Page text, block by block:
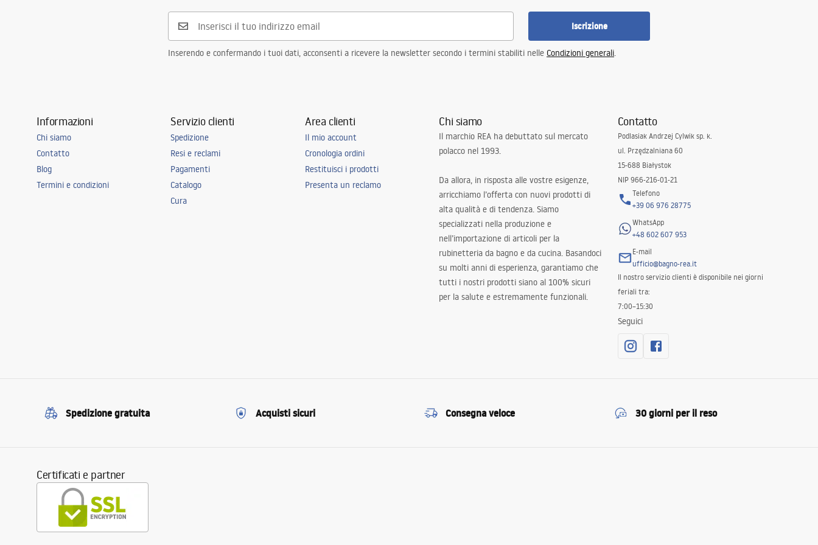
SÌ
SÌ
Iscrizione
Inserendo e confermando i tuoi dati, acconsenti a ricevere la newsletter secondo i termini stabiliti nelle Condizioni generali.
Informazioni
Chi siamo
Contatto
Blog
Termini e condizioni
Servizio clienti
Spedizione
Resi e reclami
Pagamenti
Catalogo
Cura
Area clienti
Il mio account
Cronologia ordini
Restituisci i prodotti
Presenta un reclamo
Chi siamo
Il marchio REA ha debuttato sul mercato
polacco nel 1993.
Da allora, in risposta alle vostre esigenze,
arricchiamo l’offerta con nuovi prodotti di
alta qualità e di tendenza. Siamo
specializzati nella produzione e
nell’importazione di articoli per la
rubinetteria da bagno e da cucina. Basandoci
su molti anni di esperienza, garantiamo che
tutti i nostri prodotti siano al 100% sicuri
per la salute e estremamente funzionali.
Contatto
Podlasiak Andrzej Cylwik sp. k.
ul. Przędzalniana 60
15-688 Białystok
NIP 966-216-01-21
Telefono
+39 06 976 28775
WhatsApp
+48 602 607 953
E-mail
ufficio@bagno-rea.it
Il nostro servizio clienti è disponibile nei giorni
feriali tra:
7:00–15:30
Seguici
Spedizione gratuita Acquisti sicuri Consegna veloce 30 giorni per il reso
Certificati e partner